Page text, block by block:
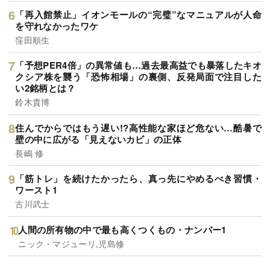
「再入館禁止」イオンモールの“完璧”なマニュアルが人命
を守れなかったワケ
窪田順生
「予想PER4倍」の異常値も…過去最高益でも暴落したキオ
クシア株を襲う「恐怖相場」の裏側、反発局面で注目した
い2銘柄とは？
鈴木貴博
住んでからではもう遅い!?高性能な家ほど危ない…酷暑で
壁の中に広がる「見えないカビ」の正体
長嶋 修
「筋トレ」を続けたかったら、真っ先にやめるべき習慣・
ワースト1
古川武士
人間の所有物の中で最も高くつくもの・ナンバー1
ニック・マジューリ,児島修